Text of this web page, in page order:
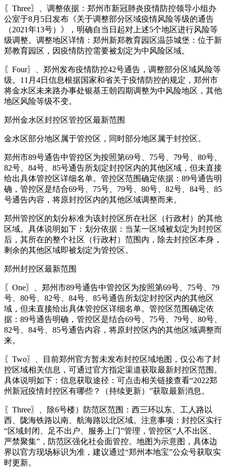
〖Three〗、调整依据：郑州市新冠肺炎疫情防控领导小组办
公室于8月5日发布《关于调整部分区域疫情风险等级的通告
（2021年13号）》，明确自当日起对上述5个地区进行风险等
级调整。调整地区详情：郑州新郑教育园区温莎城堡：位于新
郑教育园区，因疫情防控需要被划定为中风险区域。
〖Four〗、郑州发布疫情防控42号通告，调整部分区域风险等
级。11月4日信息根据国家和省关于疫情防控的规定，郑州市
将金水区未来路办事处银基王朝四期调整为中风险地区，其他
地区风险等级不变。
郑州金水区封控区管控区最新范围
金水区部分地区属于管控区，同时部分地区属于封控区。
郑州市89号通告中管控区为按照第69号、75号、79号、80号、
82号、84号、85号通告所划定封控区内的其他区域，但未直接
给出具体管控区详细名单。管控区范围确定依据：89号通告明
确，管控区是结合69号、75号、79号、80号、82号、84号、85
号通告内容，将原封控区内的其他区域调整而来。
郑州管控区的划分标准为该封控区所在社区（行政村）的其他
区域。具体说明如下：划分依据：当某一区域被划定为封控区
后，其所在的整个社区（行政村）范围内，除去封控区本身，
剩余的其他区域即被划定为管控区。
郑州封控区最新范围
〖One〗、郑州市89号通告中管控区为按照第69号、75号、79
号、80号、82号、84号、85号通告所划定封控区内的其他区
域，但未直接给出具体管控区详细名单。管控区范围确定依
据：89号通告明确，管控区是结合69号、75号、79号、80号、
82号、84号、85号通告内容，将原封控区内的其他区域调整而
来。
〖Two〗、目前郑州官方暂未发布封控区域地图，仅公布了封
控区域相关信息，可通过官方指定渠道获取最新封控区范围。
具体说明如下：信息获取途径：可点击相关链接查看“2022郑
州新冠疫情封控区有哪些？（持续更新）”获取最新消息。
〖Three〗、除6号楼）防范区范围：西三环以东、工人路以
西、陇海铁路以南、航海路以北区域。注意事项：封控区实行
“区域封闭、足不出户、服务上门”管理，管控区“人不出区、
严禁聚集”，防范区强化社会面管控。地图为示意图，具体边
界以官方现场标识为准，建议通过“郑州本地宝”公众号获取实
时更新。